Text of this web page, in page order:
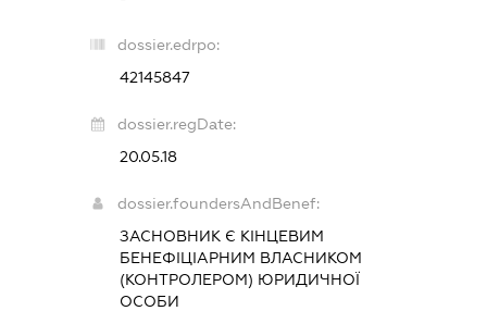
dossier.edrpo:
42145847
dossier.regDate:
20.05.18
dossier.foundersAndBenef:
ЗАСНОВНИК Є КІНЦЕВИМ
БЕНЕФІЦІАРНИМ ВЛАСНИКОМ
(КОНТРОЛЕРОМ) ЮРИДИЧНОЇ
ОСОБИ